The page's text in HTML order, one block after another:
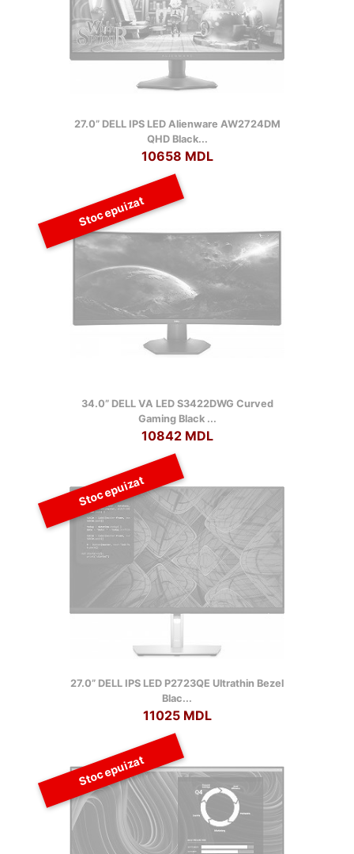
27.0” DELL IPS LED Alienware AW2724DM
QHD Black...
10658 MDL
Stoc epuizat
34.0” DELL VA LED S3422DWG Curved
Gaming Black ...
10842 MDL
Stoc epuizat
27.0” DELL IPS LED P2723QE Ultrathin Bezel
Blac...
11025 MDL
Stoc epuizat